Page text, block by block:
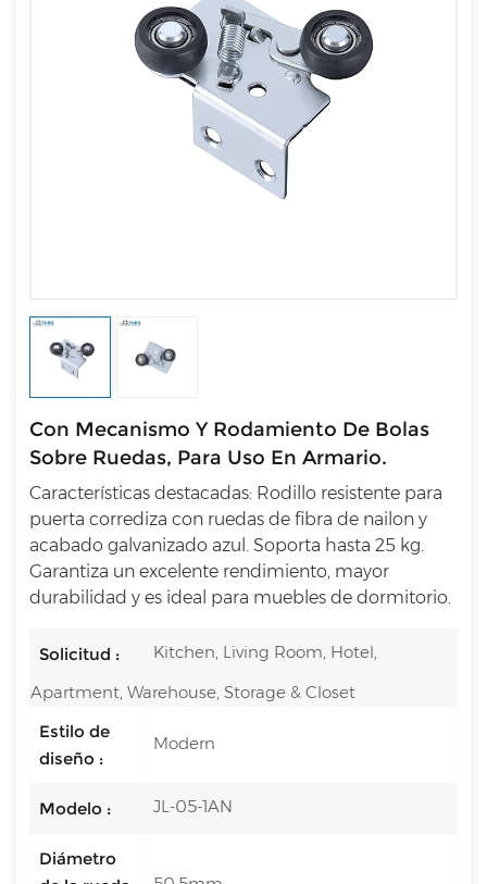
Con Mecanismo Y Rodamiento De Bolas
Sobre Ruedas, Para Uso En Armario.
Características destacadas: Rodillo resistente para
puerta corrediza con ruedas de fibra de nailon y
acabado galvanizado azul. Soporta hasta 25 kg.
Garantiza un excelente rendimiento, mayor
durabilidad y es ideal para muebles de dormitorio.
Solicitud :
Kitchen, Living Room, Hotel,
Apartment, Warehouse, Storage & Closet
Estilo de
diseño :
Modern
Modelo : JL-05-1AN
Diámetro